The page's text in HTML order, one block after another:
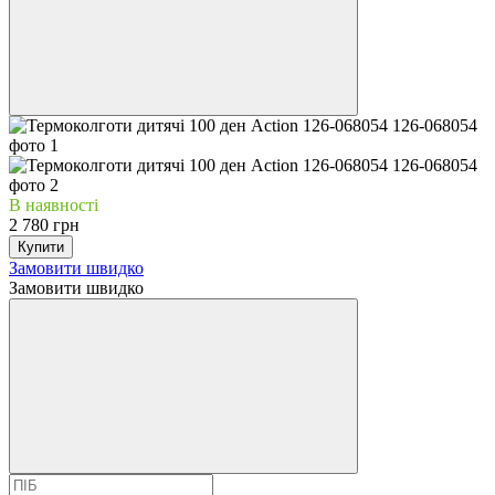
В наявності
2 780 грн
Купити
Замовити швидко
Замовити швидко